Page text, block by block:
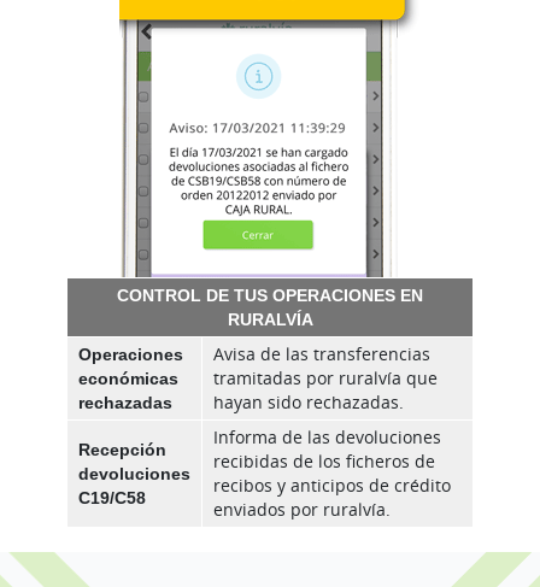
CONTROL DE TUS OPERACIONES EN
RURALVÍA
Operaciones
económicas
rechazadas
Avisa de las transferencias
tramitadas por ruralvía que
hayan sido rechazadas.
Recepción
devoluciones
C19/C58
Informa de las devoluciones
recibidas de los ficheros de
recibos y anticipos de crédito
enviados por ruralvía.